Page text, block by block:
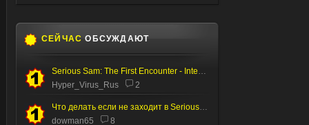
СЕЙЧАС ОБСУЖДАЮТ
Serious Sam: The First Encounter - Internal Test
Hyper_Virus_Rus
2
Что делать если не заходит в Serious editor
dowman65
8